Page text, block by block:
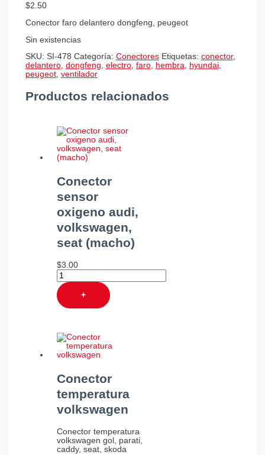
$2.50
Conector faro delantero dongfeng, peugeot
Sin existencias
SKU: SI-478 Categoría: Conectores Etiquetas: conector,
delantero, dongfeng, electro, faro, hembra, hyundai,
peugeot, ventilador
Productos relacionados
Conector
sensor
oxigeno audi,
volkswagen,
seat (macho)
$3.00
+
Conector
temperatura
volkswagen
Conector temperatura
volkswagen gol, parati,
caddy, seat, skoda